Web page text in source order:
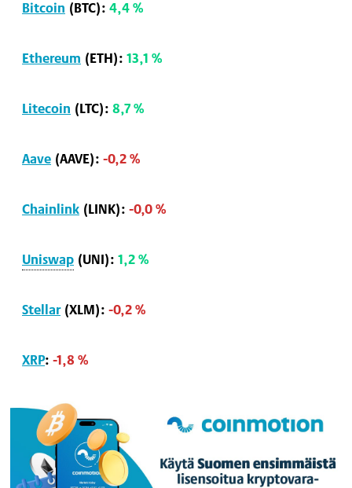
Bitcoin (BTC):4,4 %
Ethereum (ETH):13,1 %
Litecoin (LTC):8,7 %
Aave (AAVE):-0,2 %
Chainlink (LINK):-0,0 %
Uniswap (UNI):1,2 %
Stellar (XLM):-0,2 %
XRP:-1,8 %